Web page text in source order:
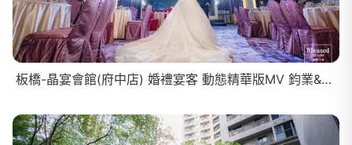
板橋-晶宴會館(府中店) 婚禮宴客 動態精華版MV 鈞業&思葦